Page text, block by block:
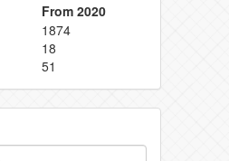
From 2020
1874
18
51